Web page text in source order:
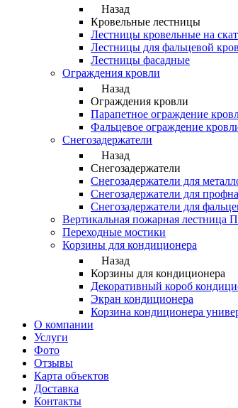
Назад
Кровельные лестницы
Лестницы кровельные на скат
Лестницы для фальцевой
Лестницы фасадные
Ограждения кровли
Назад
Ограждения кровли
Парапетное ограждение
Фальцевое ограждение
Снегозадержатели
Назад
Снегозадержатели
Снегозадержатели для
Снегозадержатели для
Снегозадержатели для
Вертикальная пожарная лестница
Переходные мостики
Корзины для кондиционера
Назад
Корзины для кондиционера
Декоративный короб
Экран кондиционера
Корзина кондиционера
О компании
Услуги
Фото
Отзывы
Карта объектов
Доставка
Контакты